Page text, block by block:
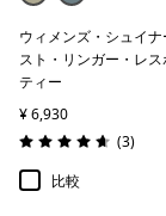
ウィメンズ・シュイ
スト・リンガー・レス
ティー
¥ 6,930
評価: 4.7 / 5
(3レビ
)
比較